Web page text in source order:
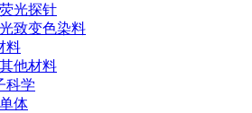
荧光探针
光致变色染料
料
其他材料
科学
单体